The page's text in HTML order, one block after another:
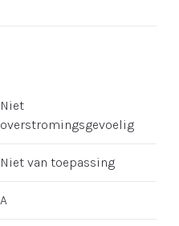
Niet
overstromingsgevoelig
Niet van toepassing
A